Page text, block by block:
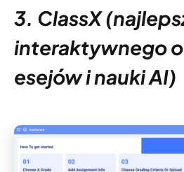
3. ClassX
interaktywnego
esejów i nauki AI)